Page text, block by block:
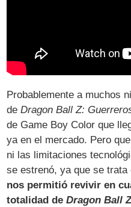
Probablemente a muchos
deDragon Ball Z:
de Game Boy Color que
ya en el mercado. Pero
ni las limitaciones
se estrenó, ya que se trata
nos permitió revivir en
totalidad deDragon Ball